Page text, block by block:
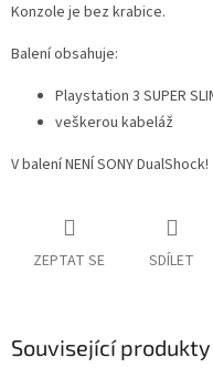
Konzole je bez krabice.
Balení obsahuje:
Playstation 3 SUPER
veškerou kabeláž
V balení NENÍ SONY DualShock!
ZEPTAT SE SDÍLET
Související produkty